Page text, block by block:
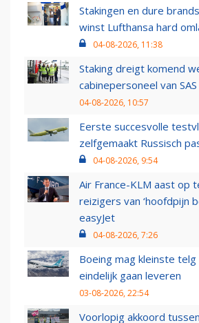
Stakingen en dure
winst Lufthansa hard
04-08-2026, 11:38
Staking dreigt komend
cabinepersoneel van
04-08-2026, 10:57
Eerste succesvolle
zelfgemaakt Russisch
04-08-2026, 9:54
Air France-KLM aast op
reizigers van ‘hoofdpijn
easyJet
04-08-2026, 7:26
Boeing mag kleinste
eindelijk gaan leveren
03-08-2026, 22:54
Voorlopig akkoord